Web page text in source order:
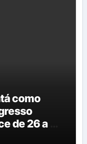
como
de 26 a 29